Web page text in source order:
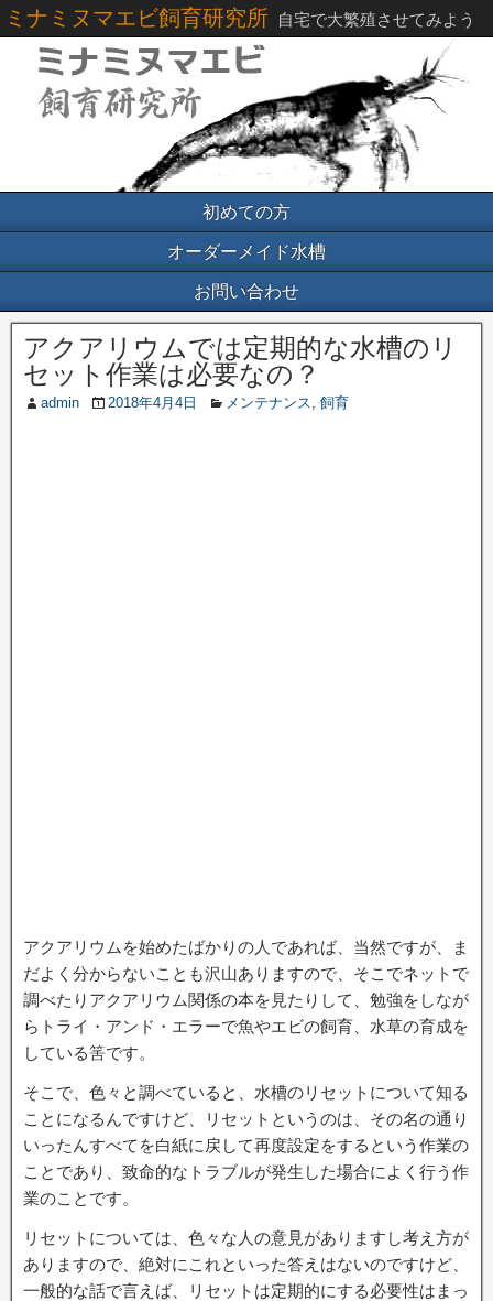
ミナミヌマエビ飼育研究所 自宅で大繁殖させてみよう
初めての方
オーダーメイド水槽
お問い合わせ
アクアリウムでは定期的な水槽のリ
セット作業は必要なの？
admin 2018年4月4日 メンテナンス, 飼育
アクアリウムを始めたばかりの人であれば、当然ですが、ま
だよく分からないことも沢山ありますので、そこでネットで
調べたりアクアリウム関係の本を見たりして、勉強をしなが
らトライ・アンド・エラーで魚やエビの飼育、水草の育成を
している筈です。
そこで、色々と調べていると、水槽のリセットについて知る
ことになるんですけど、リセットというのは、その名の通り
いったんすべてを白紙に戻して再度設定をするという作業の
ことであり、致命的なトラブルが発生した場合によく行う作
業のことです。
リセットについては、色々な人の意見がありますし考え方が
ありますので、絶対にこれといった答えはないのですけど、
一般的な話で言えば、リセットは定期的にする必要性はまっ